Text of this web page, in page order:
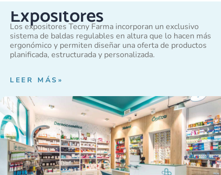
Expositores
Los expositores Tecny Farma incorporan un exclusivo
sistema de baldas regulables en altura que lo hacen más
ergonómico y permiten diseñar una oferta de productos
planificada, estructurada y personalizada.
LEER MÁS»